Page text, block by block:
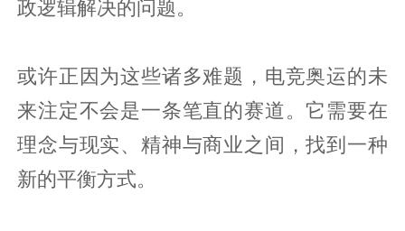
政逻辑解决的问题。
或许正因为这些诸多难题，电竞奥运的未
来注定不会是一条笔直的赛道。它需要在
理念与现实、精神与商业之间，找到一种
新的平衡方式。